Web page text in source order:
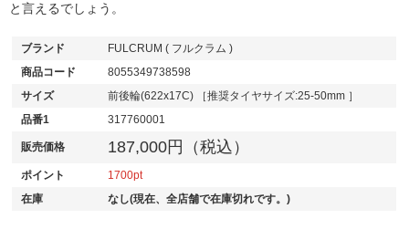
と言えるでしょう。
ブランド
FULCRUM ( フルクラム )
商品コード
8055349738598
サイズ
前後輪(622x17C) ［推奨タイヤサイズ:25-50mm ］
品番1
317760001
販売価格 187,000円（税込）
ポイント
1700
在庫
なし(現在、全店舗で在庫切れです。)